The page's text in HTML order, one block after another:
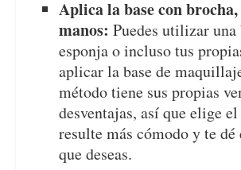
Aplica la base con
manos: Puedes utilizar una
esponja o incluso tus
aplicar la base de
método tiene sus propias
desventajas, así que elige
resulte más cómodo y te dé
que deseas.